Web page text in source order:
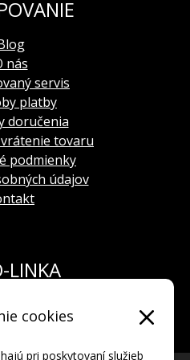
cookies
pri poskytovaní služieb
nás
servis
platby
doručenia
vrátenie tovaru
podmienky
údajov
LINKA